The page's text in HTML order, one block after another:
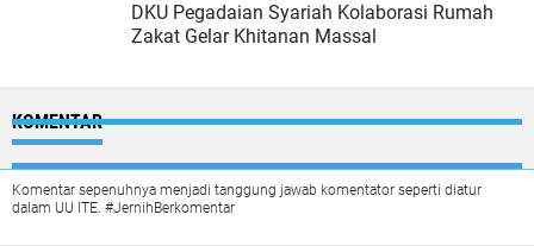
DKU Pegadaian Syariah Kolaborasi Rumah
Zakat Gelar Khitanan Massal
KOMENTAR
Komentar sepenuhnya menjadi tanggung jawab komentator seperti diatur
dalam UU ITE. #JernihBerkomentar